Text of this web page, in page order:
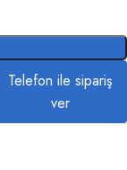
Telefon ile sipariş
ver